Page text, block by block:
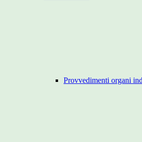
Provvedimenti organi